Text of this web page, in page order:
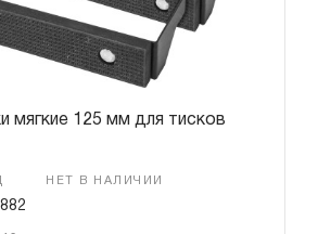
мягкие 125 мм для тисков
НЕТ В НАЛИЧИИ